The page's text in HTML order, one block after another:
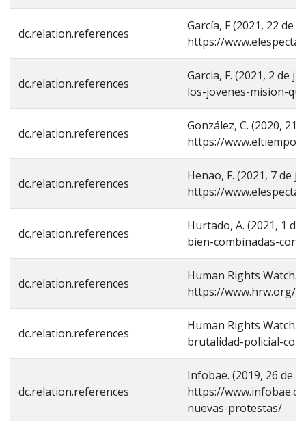
dc.relation.references
García, F (2021, 22 de
https://
dc.relation.references
Garcia, F. (2021, 2 de
los-jovenes-mision-
dc.relation.references
González, C. (2020,
https://
dc.relation.references
Henao, F. (2021, 7 de
https://
dc.relation.references
Hurtado, A. (2021, 1
bien-combinadas-
dc.relation.references
Human Rights Watch.
https://www.hrw.org/
dc.relation.references
Human Rights Watch.
brutalidad-policial-
dc.relation.references
Infobae. (2019, 26 de
https://
nuevas-protestas/